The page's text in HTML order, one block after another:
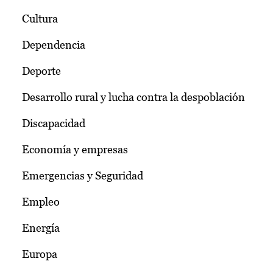
Cultura
Dependencia
Deporte
Desarrollo rural y lucha contra la despoblación
Discapacidad
Economía y empresas
Emergencias y Seguridad
Empleo
Energía
Europa